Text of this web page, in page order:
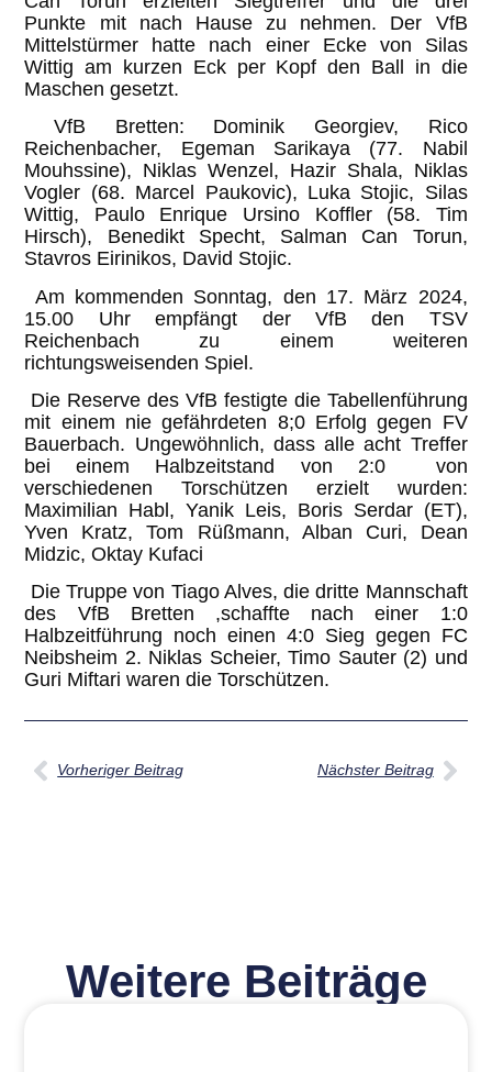
Punkte mit nach Hause zu nehmen. Der VfB
Mittelstürmer hatte nach einer Ecke von Silas
Wittig am kurzen Eck per Kopf den Ball in die
Maschen gesetzt.
VfB Bretten: Dominik Georgiev, Rico
Reichenbacher, Egeman Sarikaya (77. Nabil
Mouhssine), Niklas Wenzel, Hazir Shala, Niklas
Vogler (68. Marcel Paukovic), Luka Stojic, Silas
Wittig, Paulo Enrique Ursino Koffler (58. Tim
Hirsch), Benedikt Specht, Salman Can Torun,
Stavros Eirinikos, David Stojic.
Am kommenden Sonntag, den 17. März 2024,
15.00 Uhr empfängt der VfB den TSV
Reichenbach zu einem weiteren
richtungsweisenden Spiel.
Die Reserve des VfB festigte die Tabellenführung
mit einem nie gefährdeten 8;0 Erfolg gegen FV
Bauerbach. Ungewöhnlich, dass alle acht Treffer
bei einem Halbzeitstand von 2:0 von
verschiedenen Torschützen erzielt wurden:
Maximilian Habl, Yanik Leis, Boris Serdar (ET),
Yven Kratz, Tom Rüßmann, Alban Curi, Dean
Midzic, Oktay Kufaci
Die Truppe von Tiago Alves, die dritte Mannschaft
des VfB Bretten ,schaffte nach einer 1:0
Halbzeitführung noch einen 4:0 Sieg gegen FC
Neibsheim 2. Niklas Scheier, Timo Sauter (2) und
Guri Miftari waren die Torschützen.
Vorheriger Beitrag Nächster Beitrag
Weitere Beiträge